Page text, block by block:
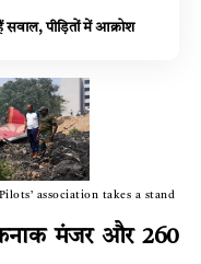
पीड़ितों में आक्रोश
association takes a stand
मंजर और 260